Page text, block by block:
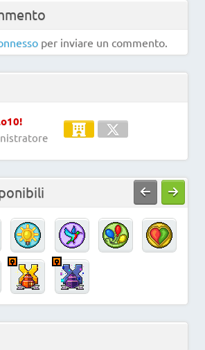
per inviare un commento.